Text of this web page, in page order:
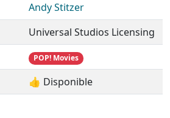
Andy Stitzer
Universal Studios Licensing
POP! Movies
👍 Disponible